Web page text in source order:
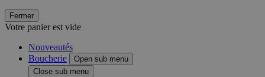
Fermer
Votre panier est vide
Nouveautés
Boucherie
Open sub menu
Close sub menu